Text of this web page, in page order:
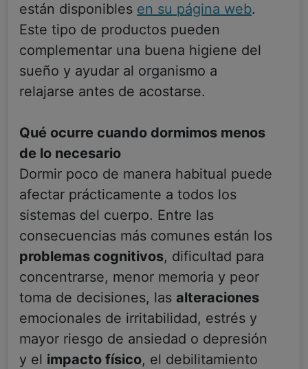
están disponibles en su página web.
Este tipo de productos pueden
complementar una buena higiene del
sueño y ayudar al organismo a
relajarse antes de acostarse.
Qué ocurre cuando dormimos menos
de lo necesario
Dormir poco de manera habitual puede
afectar prácticamente a todos los
sistemas del cuerpo. Entre las
consecuencias más comunes están los
problemas cognitivos, dificultad para
concentrarse, menor memoria y peor
toma de decisiones, las alteraciones
emocionales de irritabilidad, estrés y
mayor riesgo de ansiedad o depresión
y el impacto físico, el debilitamiento